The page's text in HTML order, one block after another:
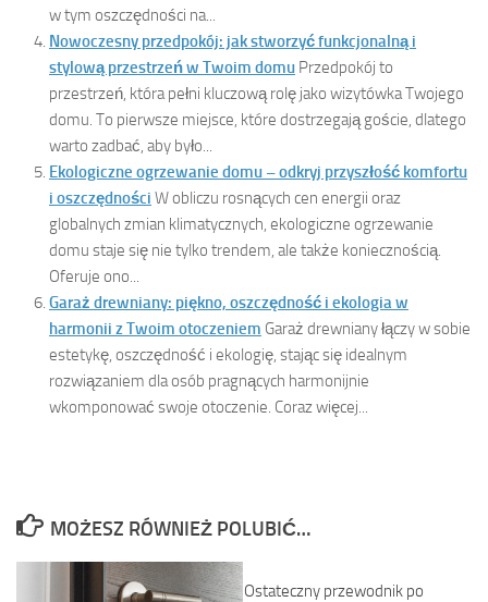
w tym oszczędności na...
Nowoczesny przedpokój: jak stworzyć funkcjonalną i
stylową przestrzeń w Twoim domu Przedpokój to
przestrzeń, która pełni kluczową rolę jako wizytówka Twojego
domu. To pierwsze miejsce, które dostrzegają goście, dlatego
warto zadbać, aby było...
Ekologiczne ogrzewanie domu – odkryj przyszłość komfortu
i oszczędności W obliczu rosnących cen energii oraz
globalnych zmian klimatycznych, ekologiczne ogrzewanie
domu staje się nie tylko trendem, ale także koniecznością.
Oferuje ono...
Garaż drewniany: piękno, oszczędność i ekologia w
harmonii z Twoim otoczeniem Garaż drewniany łączy w sobie
estetykę, oszczędność i ekologię, stając się idealnym
rozwiązaniem dla osób pragnących harmonijnie
wkomponować swoje otoczenie. Coraz więcej...
MOŻESZ RÓWNIEŻ POLUBIĆ…
Ostateczny przewodnik po